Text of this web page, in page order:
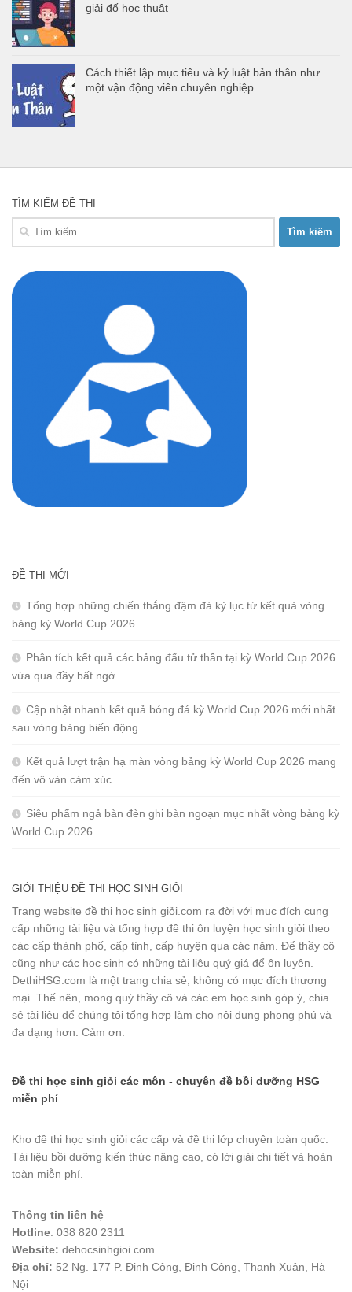
giải đố học thuật
Cách thiết lập mục tiêu và kỷ luật bản thân như
một vận động viên chuyên nghiệp
TÌM KIẾM ĐỀ THI
Tìm
ĐỀ THI MỚI
Tổng hợp những chiến thắng đậm đà kỷ lục từ kết quả vòng
bảng kỳ World Cup 2026
Phân tích kết quả các bảng đấu tử thần tại kỳ World Cup 2026
vừa qua đầy bất ngờ
Cập nhật nhanh kết quả bóng đá kỳ World Cup 2026 mới nhất
sau vòng bảng biến động
Kết quả lượt trận hạ màn vòng bảng kỳ World Cup 2026 mang
đến vô vàn cảm xúc
Siêu phẩm ngả bàn đèn ghi bàn ngoạn mục nhất vòng bảng kỳ
World Cup 2026
GIỚI THIỆU ĐỀ THI HỌC SINH GIỎI
Trang website đề thi học sinh giỏi.com ra đời với mục đích cung
cấp những tài liệu và tổng hợp đề thi ôn luyện học sinh giỏi theo
các cấp thành phố, cấp tỉnh, cấp huyện qua các năm. Để thầy cô
cũng như các học sinh có những tài liệu quý giá để ôn luyện.
DethiHSG.com là một trang chia sẻ, không có mục đích thương
mại. Thế nên, mong quý thầy cô và các em học sinh góp ý, chia
sẻ tài liệu để chúng tôi tổng hợp làm cho nội dung phong phú và
đa dạng hơn. Cảm ơn.
Đề thi học sinh giỏi các môn - chuyên đề bồi dưỡng HSG
miễn phí
Kho đề thi học sinh giỏi các cấp và đề thi lớp chuyên toàn quốc.
Tài liệu bồi dưỡng kiến thức nâng cao, có lời giải chi tiết và hoàn
toàn miễn phí.
Thông tin liên hệ
Hotline: 038 820 2311
Website: dehocsinhgioi.com
Địa chỉ: 52 Ng. 177 P. Định Công, Định Công, Thanh Xuân, Hà
Nội